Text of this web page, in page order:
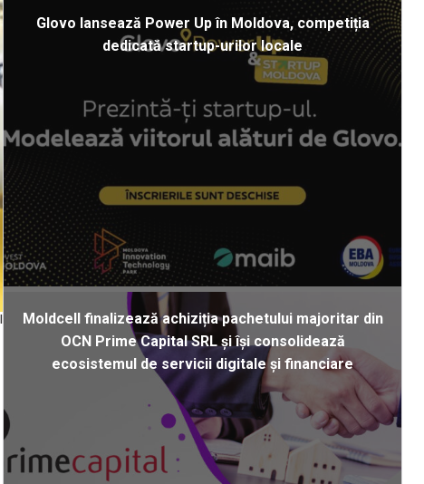
Glovo lansează Power Up în Moldova, competiția
dedicată startup-urilor locale
Moldcell finalizează achiziția pachetului majoritar din
OCN Prime Capital SRL și își consolidează
ecosistemul de servicii digitale și financiare